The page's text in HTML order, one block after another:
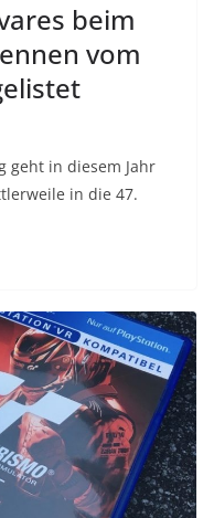
beim
vom
geht in diesem Jahr
in die 47.